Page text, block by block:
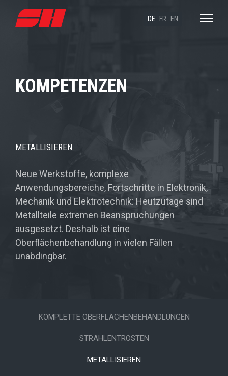
DE FR EN
KOMPETENZEN
METALLISIEREN
Neue Werkstoffe, komplexe
Anwendungsbereiche, Fortschritte in Elektronik,
Mechanik und Elektrotechnik: Heutzutage sind
Metallteile extremen Beanspruchungen
ausgesetzt. Deshalb ist eine
Oberflächenbehandlung in vielen Fällen
unabdingbar.
KOMPLETTE OBERFLÄCHENBEHANDLUNGEN
STRAHLENTROSTEN
METALLISIEREN